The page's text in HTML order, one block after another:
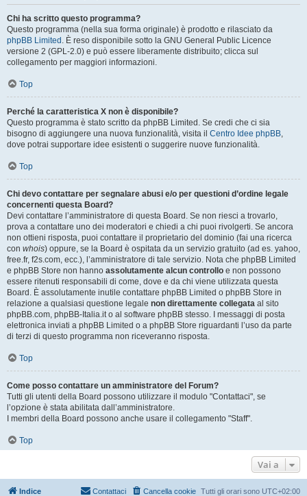
Chi ha scritto questo programma?
Questo programma (nella sua forma originale) è prodotto e rilasciato da
phpBB Limited . È reso disponibile sotto la GNU General Public Licence
versione 2 (GPL-2.0) e può essere liberamente distribuito; clicca sul
collegamento per maggiori informazioni.
Top
Perché la caratteristica X non è disponibile?
Questo programma è stato scritto da phpBB Limited. Se credi che ci sia
bisogno di aggiungere una nuova funzionalità, visita il Centro Idee phpBB,
dove potrai supportare idee esistenti o suggerire nuove funzionalità.
Top
Chi devo contattare per segnalare abusi e/o per questioni d’ordine legale
concernenti questa Board?
Devi contattare l’amministratore di questa Board. Se non riesci a trovarlo,
prova a contattare uno dei moderatori e chiedi a chi puoi rivolgerti. Se ancora
non ottieni risposta, puoi contattare il proprietario del dominio (fai una ricerca
con whois) oppure, se la Board è ospitata da un servizio gratuito (ad es. yahoo,
free.fr, f2s.com, ecc.), l’amministratore di tale servizio. Nota che phpBB Limited
e phpBB Store non hanno assolutamente alcun controllo e non possono
essere ritenuti responsabili di come, dove e da chi viene utilizzata questa
Board. È assolutamente inutile contattare phpBB Limited o phpBB Store in
relazione a qualsiasi questione legale non direttamente collegata al sito
phpBB.com, phpBB-Italia.it o al software phpBB stesso. I messaggi di posta
elettronica inviati a phpBB Limited o a phpBB Store riguardanti l’uso da parte
di terzi di questo programma non riceveranno risposta.
Top
Come posso contattare un amministratore del Forum?
Tutti gli utenti della Board possono utilizzare il modulo "Contattaci", se
l’opzione è stata abilitata dall’amministratore.
I membri della Board possono anche usare il collegamento "Staff".
Top
Vai a
Indice Tutti gli orari sono UTC+02:00
Cancella cookie
Contattaci